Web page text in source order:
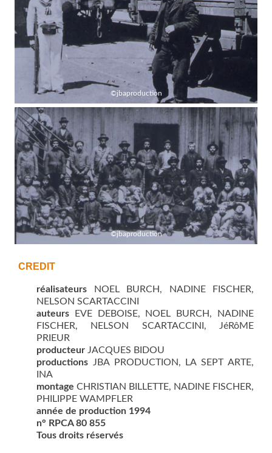
©jbaproduction
©jbaproduction
CREDIT
réalisateurs NOEL BURCH, NADINE FISCHER,
NELSON SCARTACCINI
auteurs EVE DEBOISE, NOEL BURCH, NADINE
FISCHER, NELSON SCARTACCINI, JéRôME
PRIEUR
producteur JACQUES BIDOU
productions JBA PRODUCTION, LA SEPT ARTE,
INA
montage CHRISTIAN BILLETTE, NADINE FISCHER,
PHILIPPE WAMPFLER
année de production 1994
n° RPCA 80 855
Tous droits réservés